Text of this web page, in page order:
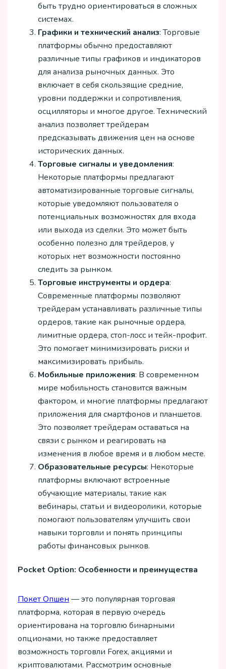
быть трудно ориентироваться в сложных
системах.
Графики и технический анализ: Торговые
платформы обычно предоставляют
различные типы графиков и индикаторов
для анализа рыночных данных. Это
включает в себя скользящие средние,
уровни поддержки и сопротивления,
осцилляторы и многое другое. Технический
анализ позволяет трейдерам
предсказывать движения цен на основе
исторических данных.
Торговые сигналы и уведомления:
Некоторые платформы предлагают
автоматизированные торговые сигналы,
которые уведомляют пользователя о
потенциальных возможностях для входа
или выхода из сделки. Это может быть
особенно полезно для трейдеров, у
которых нет возможности постоянно
следить за рынком.
Торговые инструменты и ордера:
Современные платформы позволяют
трейдерам устанавливать различные типы
ордеров, такие как рыночные ордера,
лимитные ордера, стоп-лосс и тейк-профит.
Это помогает минимизировать риски и
максимизировать прибыль.
Мобильные приложения: В современном
мире мобильность становится важным
фактором, и многие платформы предлагают
приложения для смартфонов и планшетов.
Это позволяет трейдерам оставаться на
связи с рынком и реагировать на
изменения в любое время и в любом месте.
Образовательные ресурсы: Некоторые
платформы включают встроенные
обучающие материалы, такие как
вебинары, статьи и видеоролики, которые
помогают пользователям улучшить свои
навыки торговли и понять принципы
работы финансовых рынков.
Pocket Option: Особенности и преимущества
Покет Опшен — это популярная торговая
платформа, которая в первую очередь
ориентирована на торговлю бинарными
опционами, но также предоставляет
возможность торговли Forex, акциями и
криптовалютами. Рассмотрим основные